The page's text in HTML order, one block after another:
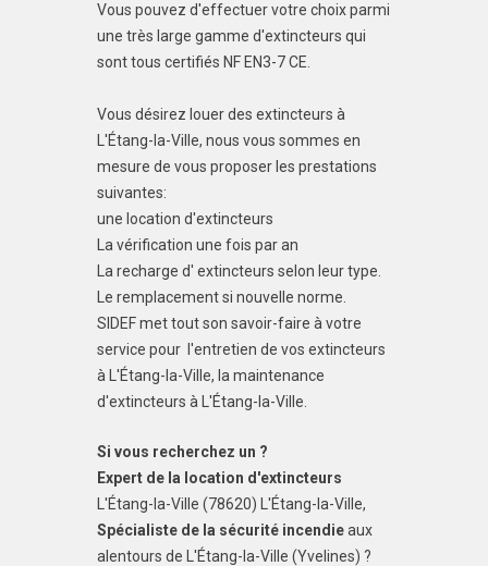
Vous pouvez d'effectuer votre choix parmi
une très large gamme d'extincteurs qui
sont tous certifiés NF EN3-7 CE.
Vous désirez louer des extincteurs à
L'Étang-la-Ville, nous vous sommes en
mesure de vous proposer les prestations
suivantes:
une location d'extincteurs
La vérification une fois par an
La recharge d' extincteurs selon leur type.
Le remplacement si nouvelle norme.
SIDEF met tout son savoir-faire à votre
service pour l'entretien de vos extincteurs
à L'Étang-la-Ville, la maintenance
d'extincteurs à L'Étang-la-Ville.
Si vous recherchez un ?
Expert de la location d'extincteurs
L'Étang-la-Ville (78620) L'Étang-la-Ville,
Spécialiste de la sécurité incendieaux
alentours de L'Étang-la-Ville (Yvelines) ?